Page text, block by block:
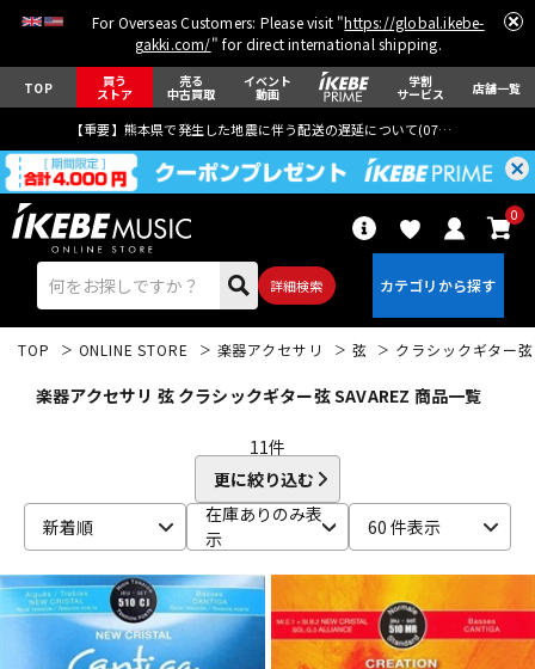
For Overseas Customers: Please visit "https://global.ikebe-
gakki.com/" for direct international shipping.
TOP 買う
ストア
売る
中古買取
イベント
動画
学割
サービス 店舗一覧
【重要】熊本県で発生した地震に伴う配送の遅延について(07月29日
詳細検索
0
ベース ウクレレ
ドラム パーカッション
TOP ONLINE STORE 楽器アクセサリ 弦 クラシックギター弦
楽器アクセサリ 弦 クラシックギター弦 SAVAREZ 商品一覧
11件
更に絞り込む
新着順
在庫ありのみ表
示
60 件表示